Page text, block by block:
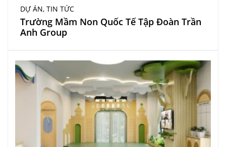
DỰ ÁN, TIN TỨC
Trường Mầm Non Quốc Tế Tập Đoàn Trần
Anh Group